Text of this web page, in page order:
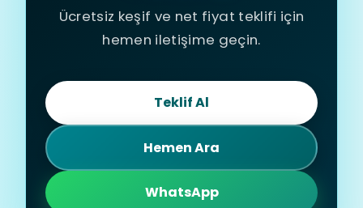
Ücretsiz keşif ve net fiyat teklifi için
hemen iletişime geçin.
Teklif Al
Hemen Ara
WhatsApp